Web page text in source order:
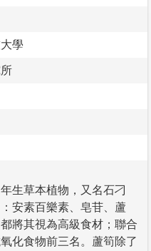
學
生草本植物，又名石刁
安素百樂素、皂苷、蘆
將其視為高級食材；聯合
化食物前三名。蘆筍除了